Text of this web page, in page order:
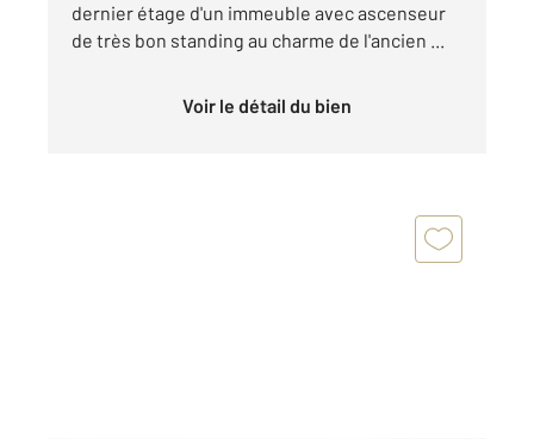
dernier étage d'un immeuble avec ascenseur
de très bon standing au charme de l'ancien ...
Voir le détail du bien